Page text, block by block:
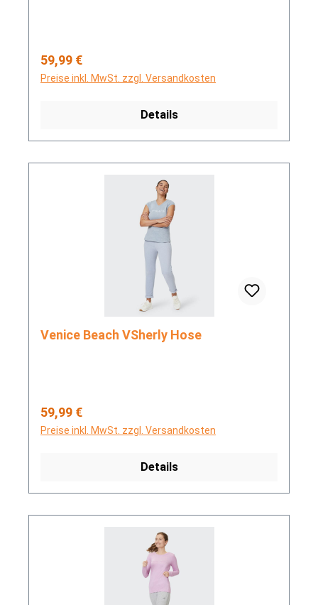
Regulärer Preis:
59,99 €
Preise inkl. MwSt. zzgl. Versandkosten
Details
Venice Beach VSherly Hose
Regulärer Preis:
59,99 €
Preise inkl. MwSt. zzgl. Versandkosten
Details